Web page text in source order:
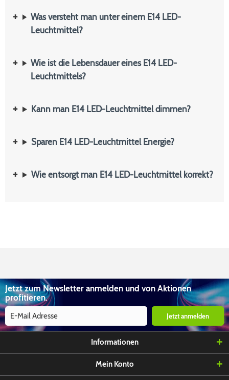
Was versteht man unter einem E14 LED-
Leuchtmittel?
Wie ist die Lebensdauer eines E14 LED-
Leuchtmittels?
Kann man E14 LED-Leuchtmittel dimmen?
Sparen E14 LED-Leuchtmittel Energie?
Wie entsorgt man E14 LED-Leuchtmittel korrekt?
Jetzt zum Newsletter anmelden und von Aktionen
profitieren.
Jetzt anmelden
Informationen
Mein Konto